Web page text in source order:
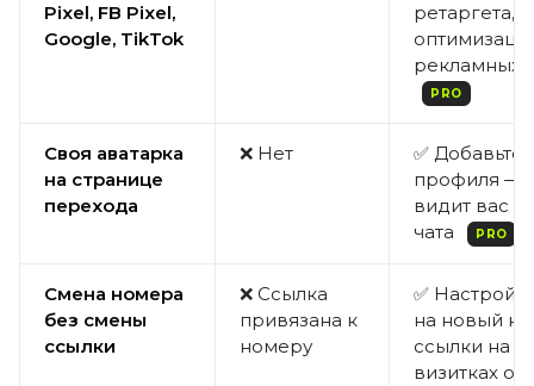
Pixel, FB Pixel,
Google, TikTok
ретаргета,
рекламных
PRO
Своя аватарка
на странице
перехода
❌ Нет
✅ Добавьте
профиля —
видит вас
чата
PRO
Смена номера
без смены
ссылки
❌ Ссылка
привязана к
номеру
✅
на новый
ссылки на
визитках